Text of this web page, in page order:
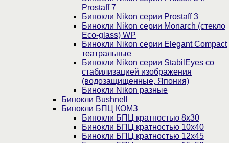
Prostaff 7
Бинокли Nikon серии Prostaff 3
Бинокли Nikon серии Monarch (стекло
Eco-glass) WP
Бинокли Nikon серии Elegant Compact
театральные
Бинокли Nikon серии StabilEyes со
стабилизацией изображения
(водозащищенные, Япония)
Бинокли Nikon разные
Бинокли Bushnell
Бинокли БПЦ КОМЗ
Бинокли БПЦ кратностью 8х30
Бинокли БПЦ кратностью 10х40
Бинокли БПЦ кратностью 12х45